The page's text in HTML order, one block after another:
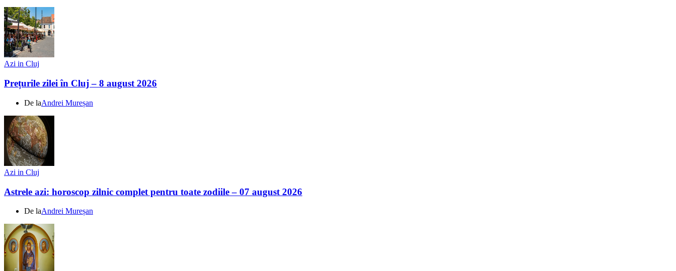
Azi in Cluj
Prețurile zilei în Cluj – 8 august 2026
De laAndrei Mureșan
Azi in Cluj
Astrele azi: horoscop zilnic complet pentru toate zodiile – 07 august 2026
De laAndrei Mureșan